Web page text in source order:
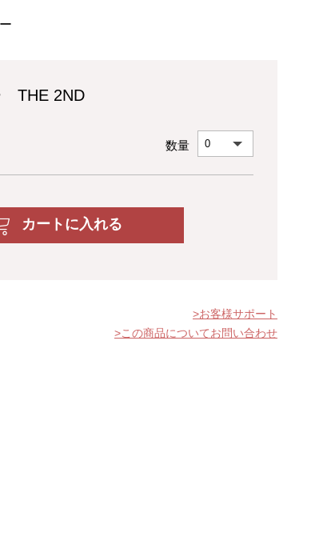
THE 2ND
数量
カートに入れる
お客様サポート
この商品についてお問い合わせ